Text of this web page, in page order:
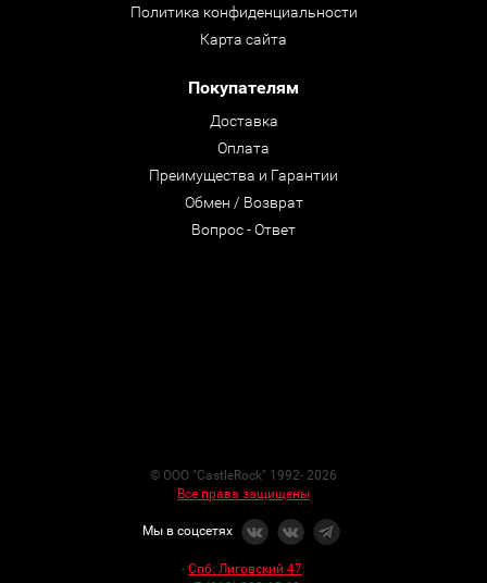
Политика конфиденциальности
Карта сайта
Покупателям
Доставка
Оплата
Преимущества и Гарантии
Обмен / Возврат
Вопрос - Ответ
© ООО "CastleRock" 1992- 2026
Все права защищены
Мы в соцсетях
- Спб. Лиговский 47: